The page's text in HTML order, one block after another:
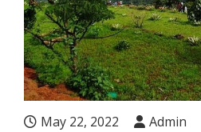
May 22, 2022 Admin